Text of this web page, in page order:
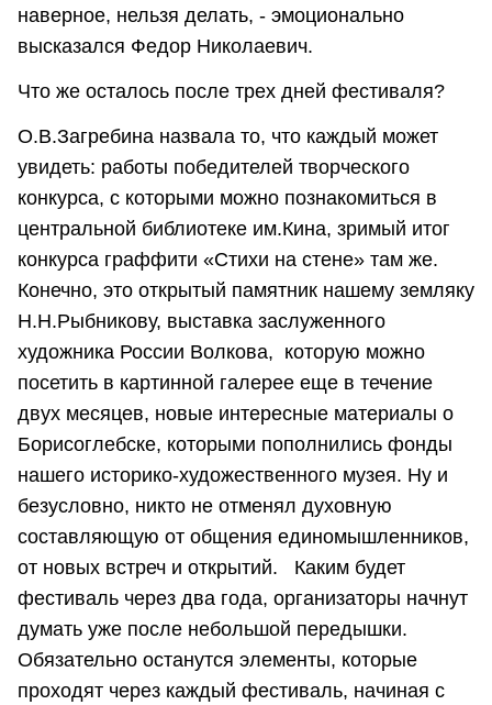
наверное, нельзя делать, - эмоционально
высказался Федор Николаевич.
Что же осталось после трех дней фестиваля?
О.В.Загребина назвала то, что каждый может
увидеть: работы победителей творческого
конкурса, с которыми можно познакомиться в
центральной библиотеке им.Кина, зримый итог
конкурса граффити «Стихи на стене» там же.
Конечно, это открытый памятник нашему земляку
Н.Н.Рыбникову, выставка заслуженного
художника России Волкова, которую можно
посетить в картинной галерее еще в течение
двух месяцев, новые интересные материалы о
Борисоглебске, которыми пополнились фонды
нашего историко-художественного музея. Ну и
безусловно, никто не отменял духовную
составляющую от общения единомышленников,
от новых встреч и открытий. Каким будет
фестиваль через два года, организаторы начнут
думать уже после небольшой передышки.
Обязательно останутся элементы, которые
проходят через каждый фестиваль, начиная с